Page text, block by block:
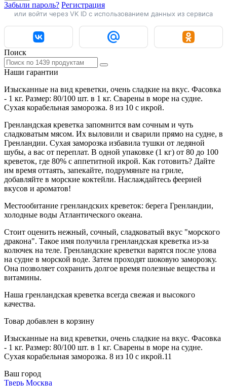
Забыли пароль? Регистрация
или войти через VK ID с использованием данных из сервиса
Поиск
Наши гарантии
Изысканные на вид креветки, очень сладкие на вкус. Фасовка
- 1 кг. Размер: 80/100 шт. в 1 кг. Сварены в море на судне.
Сухая корабельная заморозка. 8 из 10 с икрой.
Гренландская креветка запомнится вам сочным и чуть
сладковатым мясом. Их выловили и сварили прямо на судне, в
Гренландии. Сухая заморозка избавила тушки от ледяной
шубы, а вас от переплат. В одной упаковке (1 кг) от 80 до 100
креветок, где 80% с аппетитной икрой. Как готовить? Дайте
им время оттаять, запекайте, подрумяньте на гриле,
добавляйте в морские коктейли. Наслаждайтесь феерией
вкусов и ароматов!
Местообитание гренландских креветок: берега Гренландии,
холодные воды Атлантического океана.
Стоит оценить нежный, сочный, сладковатый вкус "морского
дракона". Такое имя получила гренландская креветка из-за
колючек на теле. Гренландские креветки варятся после улова
на судне в морской воде. Затем проходят шоковую заморозку.
Она позволяет сохранить долгое время полезные вещества и
витамины.
Наша гренландская креветка всегда свежая и высокого
качества.
Товар добавлен в корзину
Изысканные на вид креветки, очень сладкие на вкус. Фасовка
- 1 кг. Размер: 80/100 шт. в 1 кг. Сварены в море на судне.
Сухая корабельная заморозка. 8 из 10 с икрой.11
Ваш город
Тверь Москва